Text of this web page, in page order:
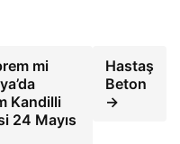
mi
Kandilli
24 Mayıs
Hastaş
Beton
→